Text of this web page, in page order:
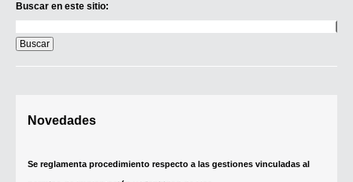
Buscar en este sitio:
en
este
sitio:
Novedades
Se reglamenta procedimiento respecto a las gestiones vinculadas al